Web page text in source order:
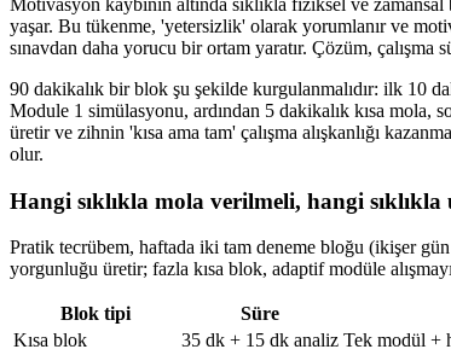
Motivasyon kaybının altında sıklıkla fiziksel ve
yaşar. Bu tükenme, 'yetersizlik' olarak yorumlanır ve
sınavdan daha yorucu bir ortam yaratır. Çözüm, çalışma
90 dakikalık bir blok şu şekilde kurgulanmalıdır: ilk 10
Module 1 simülasyonu, ardından 5 dakikalık kısa mola,
üretir ve zihnin 'kısa ama tam' çalışma alışkanlığı
olur.
Hangi sıklıkla mola verilmeli, hangi
Pratik tecrübem, haftada iki tam deneme bloğu (ikişer
yorgunluğu üretir; fazla kısa blok, adaptif modüle
Blok tipi Süre
Kısa blok
35 dk + 15 dk analiz Tek modül +